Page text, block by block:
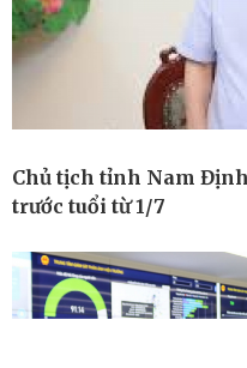
Sành điệu
Trải nghiệm
Chuyển đổi số
Chủ tịch tỉnh Nam
trước tuổi từ 1/7